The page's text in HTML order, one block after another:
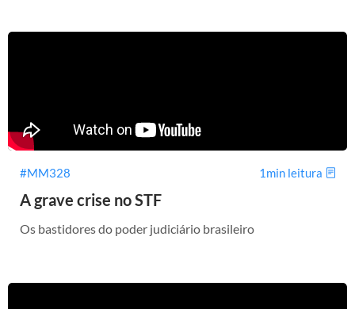
#MM328 1min leitura
A grave crise no STF
Os bastidores do poder judiciário brasileiro